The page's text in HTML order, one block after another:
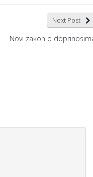
Next Post
Novi zakon o